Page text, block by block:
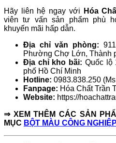
Hãy liên hệ ngay với Hóa
viên tư vấn sản phẩm phù
khuyến mãi hấp dẫn.
Địa chỉ văn phòng:
Phường Chợ Lớn, Thành
Địa chỉ kho bãi: Quốc lộ
phố Hồ Chí Minh
Hotline: 0983.838.250
Fanpage: Hóa Chất Trần
Website: https://
⇒ XEM THÊM CÁC SẢN
MỤC BỘT MÀU CÔNG NGHIỆP